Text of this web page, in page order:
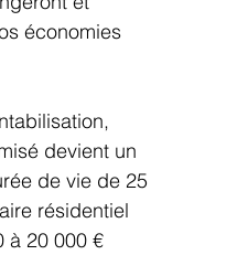
économies
devient un
de vie de 25
résidentiel
à 20 000 €